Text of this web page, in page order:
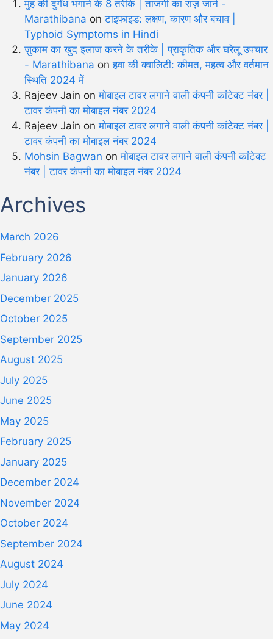
मुंह की दुर्गंध भगाने के 8 तरीके | ताजगी का राज़ जानें -
Marathibana onटाइफाइड: लक्षण, कारण और बचाव |
Typhoid Symptoms in Hindi
ज़ुकाम का खुद इलाज करने के तरीके | प्राकृतिक और घरेलू उपचार
- Marathibana onहवा की क्वालिटी: कीमत, महत्व और वर्तमान
स्थिति 2024 में
Rajeev Jain onमोबाइल टावर लगाने वाली कंपनी कांटेक्ट नंबर |
टावर कंपनी का मोबाइल नंबर 2024
Rajeev Jain onमोबाइल टावर लगाने वाली कंपनी कांटेक्ट नंबर |
टावर कंपनी का मोबाइल नंबर 2024
Mohsin Bagwan onमोबाइल टावर लगाने वाली कंपनी कांटेक्ट
नंबर | टावर कंपनी का मोबाइल नंबर 2024
Archives
March 2026
February 2026
January 2026
December 2025
October 2025
September 2025
August 2025
July 2025
June 2025
May 2025
February 2025
January 2025
December 2024
November 2024
October 2024
September 2024
August 2024
July 2024
June 2024
May 2024